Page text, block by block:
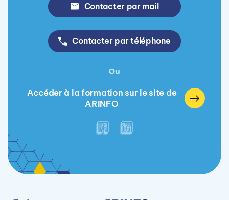
Contacter par mail
Contacter par téléphone
Ou
Accéder à la formation sur le site de
ARINFO